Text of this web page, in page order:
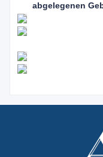
abgelegenen